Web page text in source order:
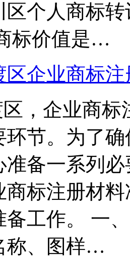
区个人商标
标价值是…
区企业商标
，企业商标
环节。为了
准备一系列
商标注册材
备工作。 一
称、图样…